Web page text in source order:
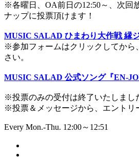
※各曜日、OA前日の12:50～、次回
ナップに投票頂けます！
MUSIC SALAD ひまわり大作戦 縁
※参加フォームはクリックしてから
さい。
MUSIC SALAD 公式ソング『EN-
※投票のみの受付は終了いたしまし
※投票＆メッセージから、エントリ
Every Mon.-Thu. 12:00～12:51